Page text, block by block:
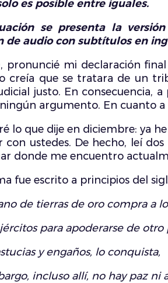
es posible entre iguales.
se presenta la
de audio con subtítulos en
pronuncié mi declaración
creía que se tratara de un
justo. En consecuencia,
argumento. En cuanto
lo que dije en diciembre: ya
con ustedes. De hecho, leí
donde me encuentro
fue escrito a principios del
de tierras de oro compra a
para apoderarse de otro
y engaños, lo conquista,
incluso allí, no hay paz ni